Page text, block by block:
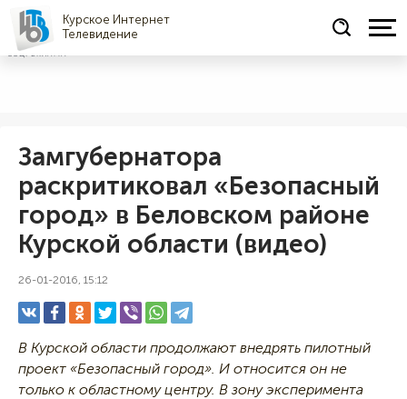
Курское Интернет
Телевидение
СОЦРЕКЛАМА
Замгубернатора
раскритиковал «Безопасный
город» в Беловском районе
Курской области (видео)
26-01-2016, 15:12
В Курской области продолжают внедрять пилотный
проект «Безопасный город». И относится он не
только к областному центру. В зону эксперимента